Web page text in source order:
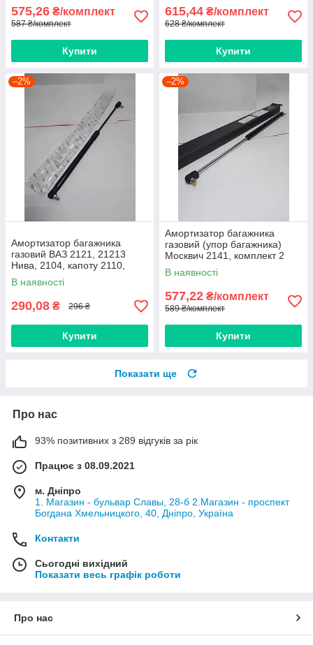
575,26 ₴/комплект
587 ₴/комплект
Купити
615,44 ₴/комплект
628 ₴/комплект
Купити
–2%
Амортизатор багажника
газовий ВАЗ 2121, 21213
Нива, 2104, капоту 2110,
2111, 2112 L1 = 470, L2 =
280, 260N EuroEx, Угорщина
В наявності
290,08 ₴ 296 ₴
Купити
–2%
Амортизатор багажника
газовий (упор багажника)
Москвич 2141, комплект 2
штуки
В наявності
577,22 ₴/комплект
589 ₴/комплект
Купити
Показати ще
Про нас
93% позитивних з 289 відгуків за рік
Працює з 08.09.2021
м. Дніпро
1. Магазин - бульвар Славы, 28-б 2.Магазин - проспект
Богдана Хмельницкого, 40, Дніпро, Україна
Контакти
Сьогодні вихідний
Показати весь графік роботи
Про нас